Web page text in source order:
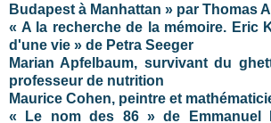
Budapest à Manhattan » par Thomas
« A la recherche de la mémoire. Eric
d'une vie » de Petra Seeger
Marian Apfelbaum, survivant du
professeur de nutrition
Maurice Cohen, peintre et
« Le nom des 86 » de Emmanuel